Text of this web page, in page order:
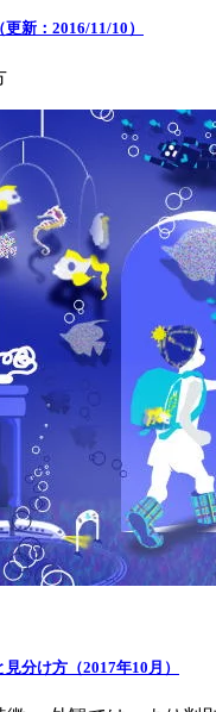
新：2016/11/10）
分け方（2017年10月）